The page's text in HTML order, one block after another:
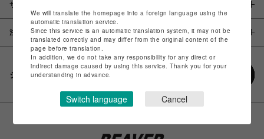
サイズ
注意事項
シェアする
We will translate the homepage into a foreign language using the
automatic translation service.
Since this service is an automatic translation system, it may not be
translated correctly and may differ from the original content of the
page before translation.
In addition, we do not take any responsibility for any direct or
indirect damage caused by using this service. Thank you for your
understanding in advance.
Switch language Cancel